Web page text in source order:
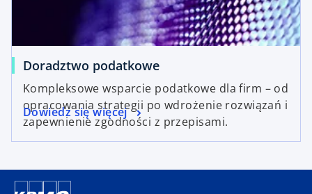
Doradztwo podatkowe
Kompleksowe wsparcie podatkowe dla firm – od
opracowania strategii po wdrożenie rozwiązań i
zapewnienie zgodności z przepisami.
Dowiedz się więcej